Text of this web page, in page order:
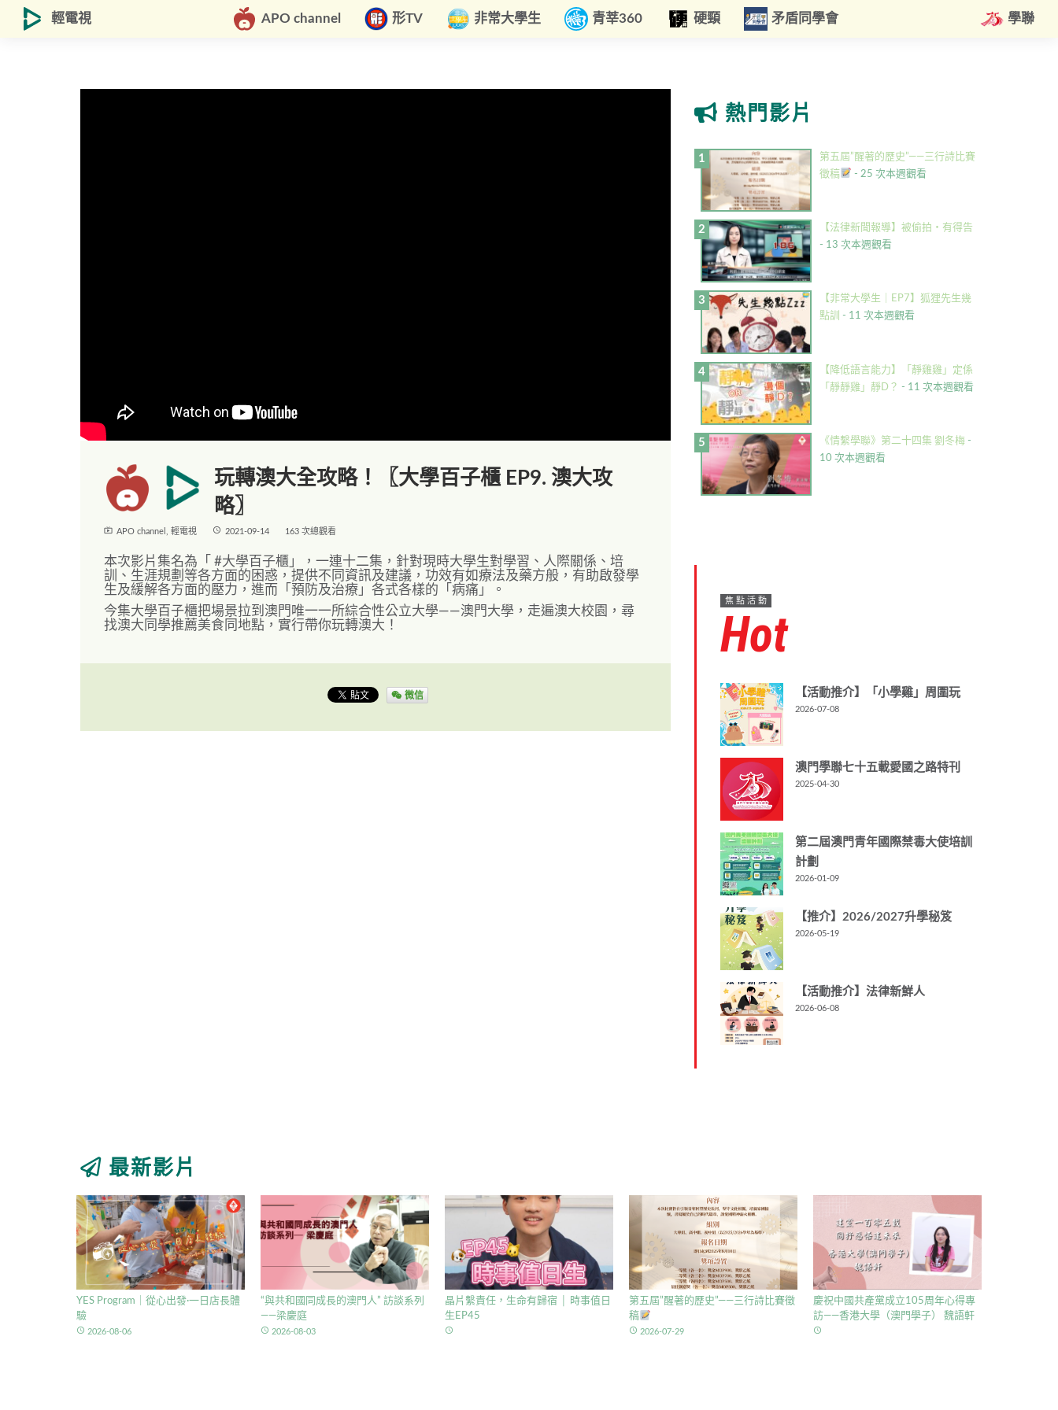
輕電視 APO channel 形TV 非常大學生 青莘360 硬頸 矛盾同學會 學聯
玩轉澳大全攻略！〖大學百子櫃 EP9. 澳大攻
略〗
live_tv APO channel 輕電視 access_time 2021-09-14 163 次總觀看
本次影片集名為「 #大學百子櫃」，一連十二集，針對現時大學生對學習、人際關係、培
訓、生涯規劃等各方面的困惑，提供不同資訊及建議，功效有如療法及藥方般，有助啟發學
生及緩解各方面的壓力，進而「預防及治療」各式各樣的「病痛」。
今集大學百子櫃把場景拉到澳門唯一一所綜合性公立大學——澳門大學，走遍澳大校園，尋
找澳大同學推薦美食同地點，實行帶你玩轉澳大！
微信
熱門影片
第五屆”醒著的歷史”——三行詩比賽
徵稿
- 25 次本週觀看
【法律新聞報導】被偷拍・有得告
- 13 次本週觀看
【非常大學生｜EP7】狐狸先生幾
點訓 - 11 次本週觀看
【降低語言能力】「靜雞雞」定係
「靜靜雞」靜D？ - 11 次本週觀看
《情繫學聯》第二十四集 劉冬梅 -
10 次本週觀看
焦點活動
Hot
【活動推介】「小學雞」周圍玩
2026-07-08
澳門學聯七十五載愛國之路特刊
2025-04-30
第二屆澳門青年國際禁毒大使培訓
計劃
2026-01-09
【推介】2026/2027升學秘笈
2026-05-19
【活動推介】法律新鮮人
2026-06-08
最新影片
YES Program｜從心出發·一日店長體
驗
access_time 2026-08-06
“與共和國同成長的澳門人” 訪談系列
——梁慶庭
access_time 2026-08-03
晶片繫責任，生命有歸宿 │ 時事值日
生EP45
access_time
第五屆”醒著的歷史”——三行詩比賽徵
稿
access_time 2026-07-29
慶祝中國共產黨成立105周年心得專
訪——香港大學（澳門學子） 魏語軒
access_time